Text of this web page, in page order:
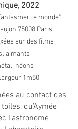
2022
le monde"
75008 Paris
sur des films
, aimants ,
néons
1m50
au contact des
qu’Aymée
l’astronome